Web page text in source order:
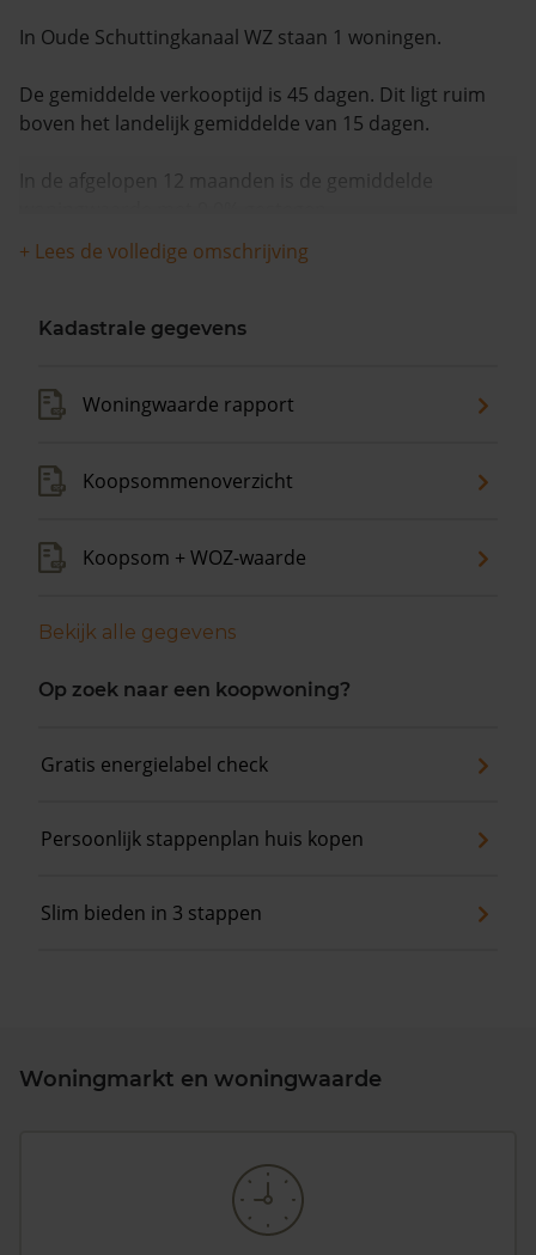
In Oude Schuttingkanaal WZ staan 1 woningen.
De gemiddelde verkooptijd is 45 dagen. Dit ligt ruim
boven het landelijk gemiddelde van 15 dagen.
In de afgelopen 12 maanden is de gemiddelde
+ Lees de volledige omschrijving
Kadastrale gegevens
Woningwaarde rapport
Koopsommenoverzicht
Koopsom + WOZ-waarde
Bekijk alle gegevens
Op zoek naar een koopwoning?
Gratis energielabel check
Persoonlijk stappenplan huis kopen
Slim bieden in 3 stappen
Woningmarkt en woningwaarde